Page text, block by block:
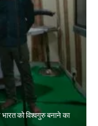
भारत को विश्वगुरु बनाने का